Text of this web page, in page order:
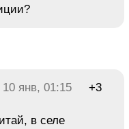
10 янв, 01:15 +3
в селе